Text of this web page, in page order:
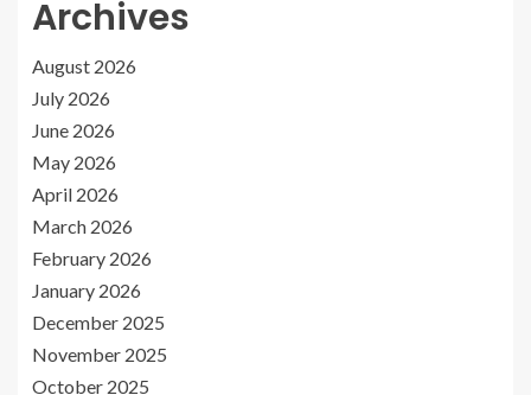
Archives
August 2026
July 2026
June 2026
May 2026
April 2026
March 2026
February 2026
January 2026
December 2025
November 2025
October 2025